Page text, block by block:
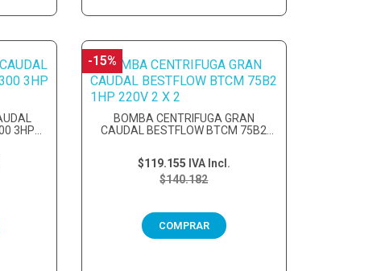
3HP
BOMBA CENTRIFUGA GRAN
CAUDAL BESTFLOW BTCM 75B2
$140.182
$119.155 IVA Incl.
COMPRAR
-15%